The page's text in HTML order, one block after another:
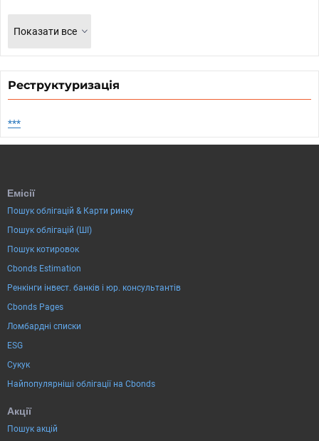
Показати все
Реструктуризація
***
Емісії
Пошук облігацій & Карти ринку
Пошук облігацій (ШІ)
Пошук котировок
Cbonds Estimation
Ренкінги інвест. банків і юр. консультантів
Cbonds Pages
Ломбардні списки
ESG
Сукук
Найпопулярніші облігації на Cbonds
Акції
Пошук акцій